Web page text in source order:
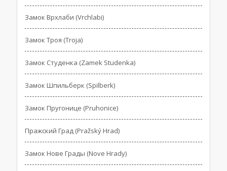
Замок Врхлаби (Vrchlabi)
Замок Троя (Troja)
Замок Студенка (Zamek Studenka)
Замок Шпильберк (Spilberk)
Замок Пругонице (Pruhonice)
Пражский Град (Pražský Hrad)
Замок Нове Грады (Nove Hrady)